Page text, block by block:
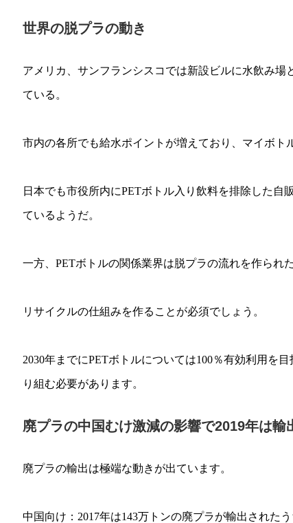
世界の脱プラの動き
アメリカ、サンフランシスコでは新設ビルに水飲み
ている。
市内の各所でも給水ポイントが増えており、マイボト
日本でも市役所内にPETボトル入り飲料を排除した自
ているようだ。
一方、PETボトルの関係業界は脱プラの流れを作られ
リサイクルの仕組みを作ることが必須でしょう。
2030年までにPETボトルについては100％有効利用を
り組む必要があります。
廃プラの中国むけ激減の影響で2019年は輸
廃プラの輸出は極端な動きが出ています。
中国向け：2017年は143万トンの廃プラが輸出された